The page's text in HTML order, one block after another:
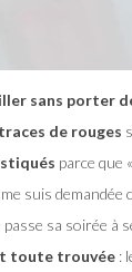
sans porter
de rouges
parce que «
suis demandée
sa soirée à
toute trouvée :